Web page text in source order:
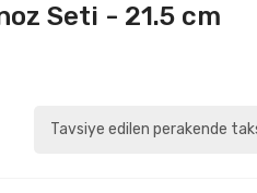
Seti - 21.5 cm
Tavsiye edilen perakende